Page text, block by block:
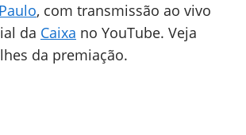
, com transmissão ao vivo
da Caixa no YouTube. Veja
da premiação.